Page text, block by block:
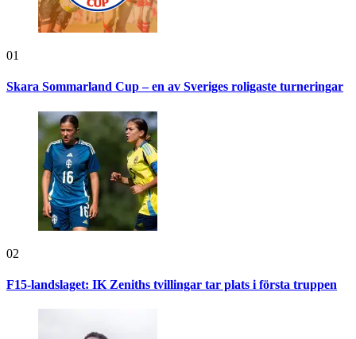
01
Skara Sommarland Cup – en av Sveriges roligaste turneringar
02
F15-landslaget: IK Zeniths tvillingar tar plats i första truppen